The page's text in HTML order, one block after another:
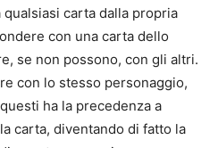
carta dalla propria
con una carta dello
se non possono, con gli altri.
con lo stesso personaggio,
ha la precedenza a
carta, diventando di fatto la